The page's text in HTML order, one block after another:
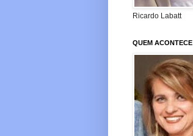
Ricardo Labatt
QUEM ACONTECE